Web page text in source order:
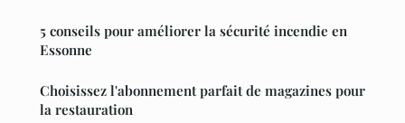
5 conseils pour améliorer la sécurité incendie en
Essonne
Choisissez l'abonnement parfait de magazines pour
la restauration